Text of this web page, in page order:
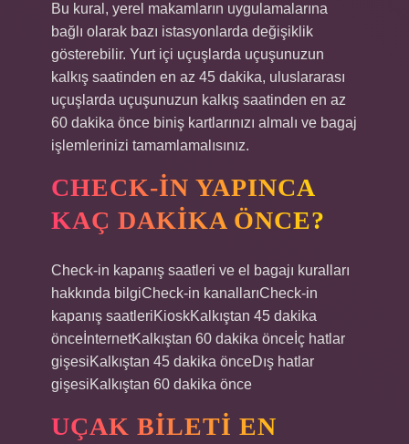
Bu kural, yerel makamların uygulamalarına
bağlı olarak bazı istasyonlarda değişiklik
gösterebilir. Yurt içi uçuşlarda uçuşunuzun
kalkış saatinden en az 45 dakika, uluslararası
uçuşlarda uçuşunuzun kalkış saatinden en az
60 dakika önce biniş kartlarınızı almalı ve bagaj
işlemlerinizi tamamlamalısınız.
CHECK-IN YAPINCA
KAÇ DAKIKA ÖNCE?
Check-in kapanış saatleri ve el bagajı kuralları
hakkında bilgiCheck-in kanallarıCheck-in
kapanış saatleriKioskKalkıştan 45 dakika
önceİnternetKalkıştan 60 dakika önceİç hatlar
gişesiKalkıştan 45 dakika önceDış hatlar
gişesiKalkıştan 60 dakika önce
UÇAK BILETI EN